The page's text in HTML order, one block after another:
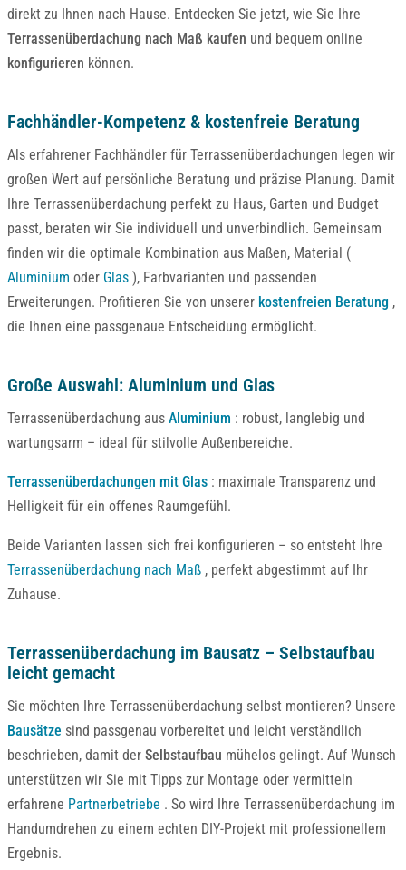
direkt zu Ihnen nach Hause. Entdecken Sie jetzt, wie Sie Ihre
Terrassenüberdachung nach Maß kaufen und bequem online
konfigurieren können.
Fachhändler-Kompetenz & kostenfreie Beratung
Als erfahrener Fachhändler für Terrassenüberdachungen legen wir
großen Wert auf persönliche Beratung und präzise Planung. Damit
Ihre Terrassenüberdachung perfekt zu Haus, Garten und Budget
passt, beraten wir Sie individuell und unverbindlich. Gemeinsam
finden wir die optimale Kombination aus Maßen, Material (
Aluminium oder Glas ), Farbvarianten und passenden
Erweiterungen. Profitieren Sie von unserer kostenfreien Beratung ,
die Ihnen eine passgenaue Entscheidung ermöglicht.
Große Auswahl: Aluminium und Glas
Terrassenüberdachung aus Aluminium : robust, langlebig und
wartungsarm – ideal für stilvolle Außenbereiche.
Terrassenüberdachungen mit Glas : maximale Transparenz und
Helligkeit für ein offenes Raumgefühl.
Beide Varianten lassen sich frei konfigurieren – so entsteht Ihre
Terrassenüberdachung nach Maß , perfekt abgestimmt auf Ihr
Zuhause.
Terrassenüberdachung im Bausatz – Selbstaufbau
leicht gemacht
Sie möchten Ihre Terrassenüberdachung selbst montieren? Unsere
Bausätze sind passgenau vorbereitet und leicht verständlich
beschrieben, damit der Selbstaufbau mühelos gelingt. Auf Wunsch
unterstützen wir Sie mit Tipps zur Montage oder vermitteln
erfahrene Partnerbetriebe . So wird Ihre Terrassenüberdachung im
Handumdrehen zu einem echten DIY-Projekt mit professionellem
Ergebnis.